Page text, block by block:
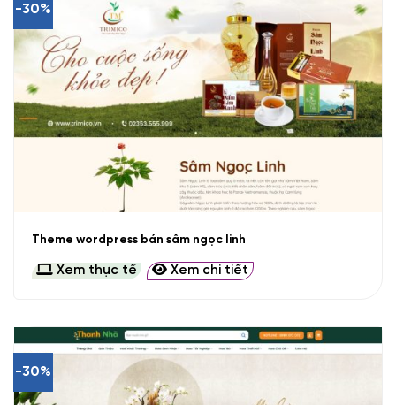
-30%
Theme wordpress bán sâm ngọc linh
Xem thực tế Xem chi tiết
-30%